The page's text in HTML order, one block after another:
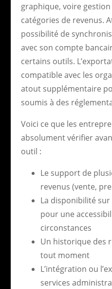
graphique, voire
catégories de revenus.
possibilité de
avec son compte
certains outils.
compatible avec les
atout supplémentaire
soumis à des
Voici ce que les
absolument vérifier
outil :
Le support de
revenus (vente,
La disponibilité
pour une
circonstances
Un historique des
tout moment
L’intégration ou
services